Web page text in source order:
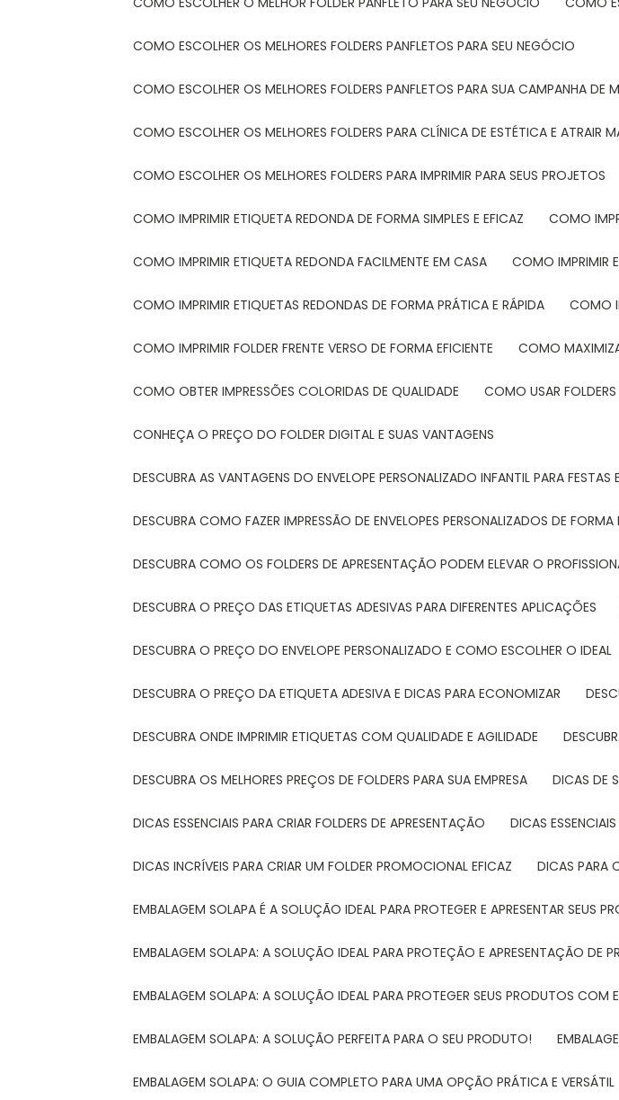
COMO ESCOLHER OS MELHORES FOLDERS PANFLETOS PARA SEU NEGÓCIO
COMO ESCOLHER OS MELHORES FOLDERS PANFLETOS PARA SUA CAMPANHA DE
COMO ESCOLHER OS MELHORES FOLDERS PARA CLÍNICA DE ESTÉTICA E ATRAIR
COMO ESCOLHER OS MELHORES FOLDERS PARA IMPRIMIR PARA SEUS PROJETOS
COMO IMPRIMIR ETIQUETA REDONDA DE FORMA SIMPLES E EFICAZ COMO
COMO IMPRIMIR ETIQUETA REDONDA FACILMENTE EM CASA COMO IMPRIMIR
COMO IMPRIMIR ETIQUETAS REDONDAS DE FORMA PRÁTICA E RÁPIDA COMO
COMO IMPRIMIR FOLDER FRENTE VERSO DE FORMA EFICIENTE COMO
COMO OBTER IMPRESSÕES COLORIDAS DE QUALIDADE COMO USAR
CONHEÇA O PREÇO DO FOLDER DIGITAL E SUAS VANTAGENS
DESCUBRA AS VANTAGENS DO ENVELOPE PERSONALIZADO INFANTIL PARA FESTAS
DESCUBRA COMO FAZER IMPRESSÃO DE ENVELOPES PERSONALIZADOS DE FORMA
DESCUBRA COMO OS FOLDERS DE APRESENTAÇÃO PODEM ELEVAR O
DESCUBRA O PREÇO DAS ETIQUETAS ADESIVAS PARA DIFERENTES APLICAÇÕES
DESCUBRA O PREÇO DO ENVELOPE PERSONALIZADO E COMO ESCOLHER O IDEAL
DESCUBRA O PREÇO DA ETIQUETA ADESIVA E DICAS PARA ECONOMIZAR
DESCUBRA ONDE IMPRIMIR ETIQUETAS COM QUALIDADE E AGILIDADE
DESCUBRA OS MELHORES PREÇOS DE FOLDERS PARA SUA EMPRESA DICAS
DICAS ESSENCIAIS PARA CRIAR FOLDERS DE APRESENTAÇÃO DICAS
DICAS INCRÍVEIS PARA CRIAR UM FOLDER PROMOCIONAL EFICAZ DICAS
EMBALAGEM SOLAPA É A SOLUÇÃO IDEAL PARA PROTEGER E APRESENTAR SEUS
EMBALAGEM SOLAPA: A SOLUÇÃO IDEAL PARA PROTEÇÃO E APRESENTAÇÃO DE
EMBALAGEM SOLAPA: A SOLUÇÃO IDEAL PARA PROTEGER SEUS PRODUTOS COM
EMBALAGEM SOLAPA: A SOLUÇÃO PERFEITA PARA O SEU PRODUTO!
EMBALAGEM SOLAPA: O GUIA COMPLETO PARA UMA OPÇÃO PRÁTICA E VERSÁTIL